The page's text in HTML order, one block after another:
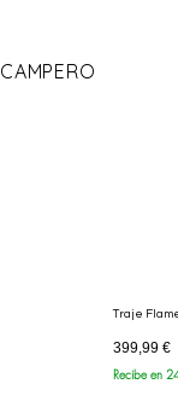
CAMPERO
Traje
399,99 €
Recibe en